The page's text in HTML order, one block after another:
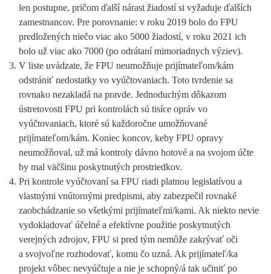
len postupne, pričom ďalší nárast žiadostí si vyžaduje ďalších
zamestnancov. Pre porovnanie: v roku 2019 bolo do FPU
predložených niečo viac ako 5000 žiadostí, v roku 2021 ich
bolo už viac ako 7000 (po odrátaní mimoriadnych výziev).
V liste uvádzate, že FPU neumožňuje prijímateľom/kám
odstrániť nedostatky vo vyúčtovaniach. Toto tvrdenie sa
rovnako nezakladá na pravde. Jednoduchým dôkazom
ústretovosti FPU pri kontrolách sú tisíce opráv vo
vyúčtovaniach, ktoré sú každoročne umožňované
prijímateľom/kám. Koniec koncov, keby FPU opravy
neumožňoval, už má kontroly dávno hotové a na svojom účte
by mal väčšinu poskytnutých prostriedkov.
Pri kontrole vyúčtovaní sa FPU riadi platnou legislatívou a
vlastnými vnútornými predpismi, aby zabezpečil rovnaké
zaobchádzanie so všetkými prijímateľmi/kami. Ak niekto nevie
vydokladovať účelné a efektívne použitie poskytnutých
verejných zdrojov, FPU si pred tým nemôže zakrývať oči
a svojvoľne rozhodovať, komu čo uzná. Ak prijímateľ/ka
projekt vôbec nevyúčtuje a nie je schopný/á tak učiniť po